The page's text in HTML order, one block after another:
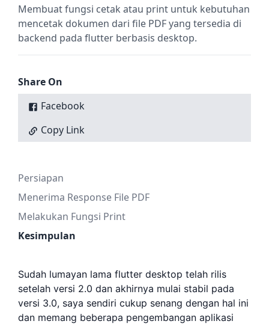
Membuat fungsi cetak atau print untuk kebutuhan
mencetak dokumen dari file PDF yang tersedia di
backend pada flutter berbasis desktop.
Sudah lumayan lama flutter desktop telah rilis
setelah versi 2.0 dan akhirnya mulai stabil pada
versi 3.0, saya sendiri cukup senang dengan hal ini
dan memang beberapa pengembangan aplikasi
Share On
Facebook
Copy Link
Persiapan
Menerima Response File PDF
Melakukan Fungsi Print
Kesimpulan